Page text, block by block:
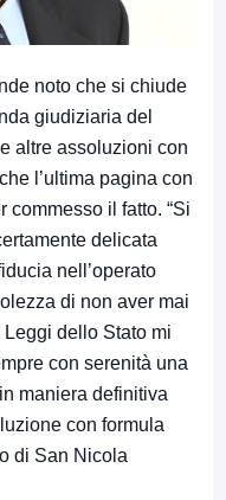
noto che si chiude
giudiziaria del
altre assoluzioni con
l’ultima pagina con
commesso il fatto. “Si
delicata
nell’operato
di non aver mai
dello Stato mi
con serenità una
maniera definitiva
con formula
di San Nicola